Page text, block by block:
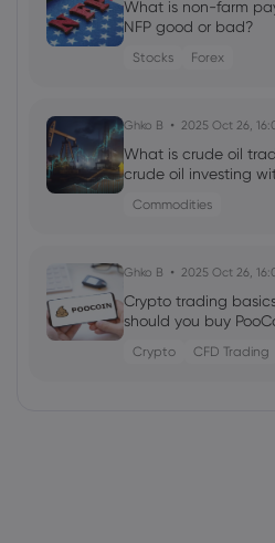
What is non-farm
NFP good or bad?
Stocks Forex
Ghko B 2025 Oct 26,
What is crude oil
crude oil investing
Commodities
Ghko B 2025 Oct 26,
Crypto trading
should you buy
Crypto CFD Trading